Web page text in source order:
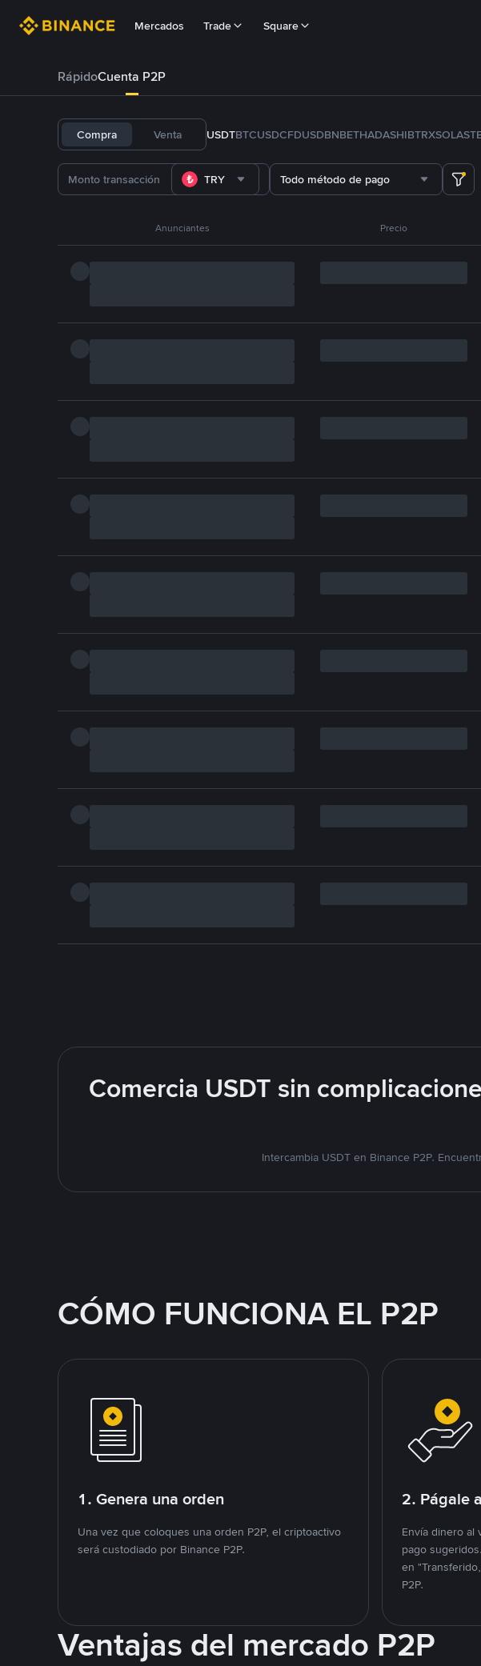
Mercados Trade Square
RápidoCuenta P2P
Compra Venta USDTBTCUSDCFDUSDBNBETHADASHIBTRXSOL
TRY Todo método de pago
Anunciantes Precio
Comercia USDT sin
Intercambia USDT en Binance P2P.
CÓMO FUNCIONA EL P2P
1. Genera una orden
Una vez que coloques una orden P2P, el criptoactivo
será custodiado por Binance P2P.
2. Págale
Envía dinero al
pago
en
P2P.
Ventajas del mercado P2P